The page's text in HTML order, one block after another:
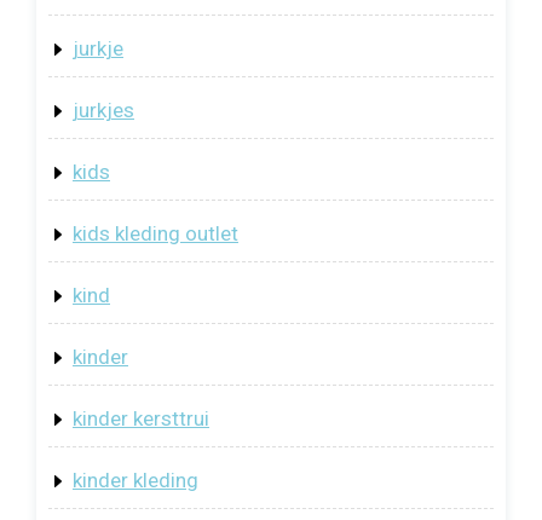
jurkje
jurkjes
kids
kids kleding outlet
kind
kinder
kinder kersttrui
kinder kleding